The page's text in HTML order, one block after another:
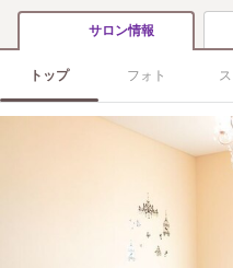
サロン情報
トップ フォト